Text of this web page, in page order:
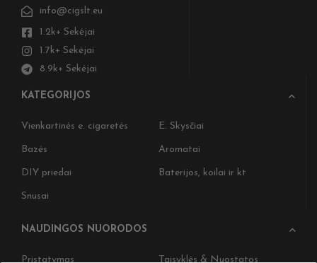
info@cigslt.eu
1.2k+ Sekėjai
1.7k+ Sekėjai
8.9k+ Sekėjai
KATEGORIJOS
Vienkartinės e. cigaretės E. Skysčiai
Bazės Aromatai
DIY priedai Baterijos, koilai ir kt
Snusai
NAUDINGOS NUORODOS
Pristatymas Taisyklės & Nuostatos